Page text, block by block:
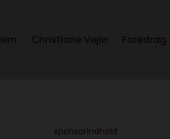
Christiane Vejlø Foredrag
sponsorindhold